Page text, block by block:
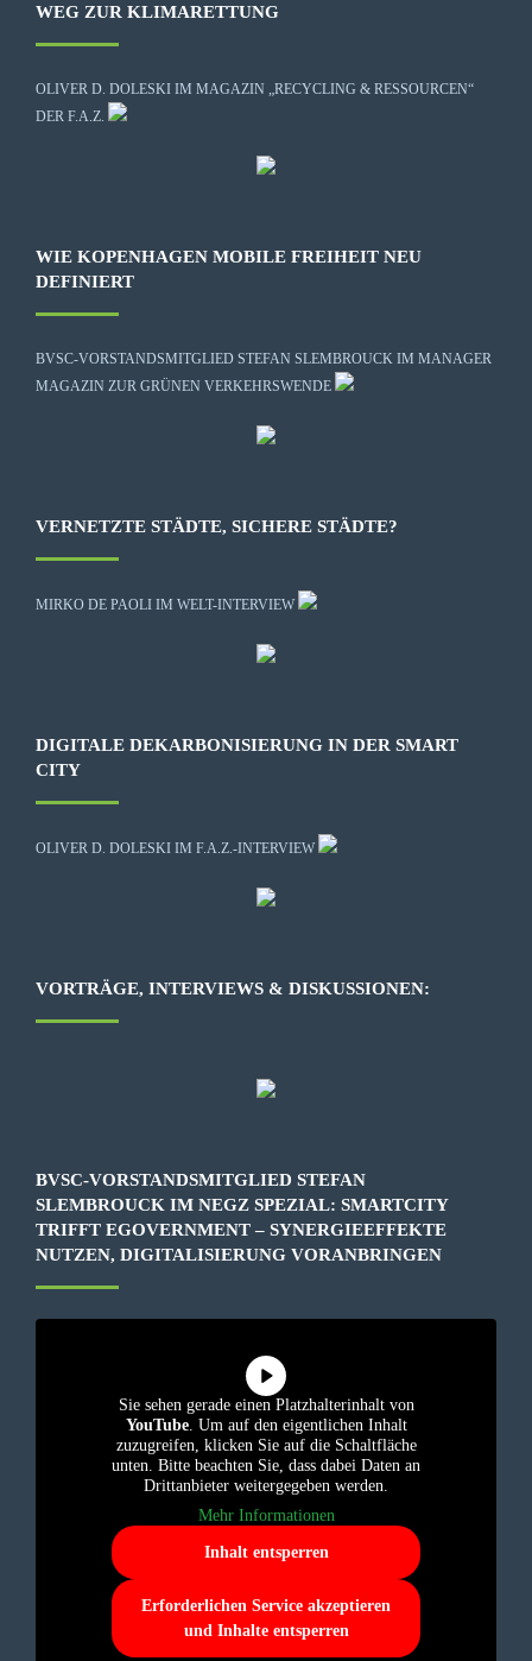
WEG ZUR KLIMARETTUNG
OLIVER D. DOLESKI IM MAGAZIN „RECYCLING & RESSOURCEN“
DER F.A.Z.
WIE KOPENHAGEN MOBILE FREIHEIT NEU
DEFINIERT
BVSC-VORSTANDSMITGLIED STEFAN SLEMBROUCK IM MANAGER
MAGAZIN ZUR GRÜNEN VERKEHRSWENDE
VERNETZTE STÄDTE, SICHERE STÄDTE?
MIRKO DE PAOLI IM WELT-INTERVIEW
DIGITALE DEKARBONISIERUNG IN DER SMART
CITY
OLIVER D. DOLESKI IM F.A.Z.-INTERVIEW
VORTRÄGE, INTERVIEWS & DISKUSSIONEN:
BVSC-VORSTANDSMITGLIED STEFAN
SLEMBROUCK IM NEGZ SPEZIAL: SMARTCITY
TRIFFT EGOVERNMENT – SYNERGIEEFFEKTE
NUTZEN, DIGITALISIERUNG VORANBRINGEN
Sie sehen gerade einen Platzhalterinhalt von
YouTube. Um auf den eigentlichen Inhalt
zuzugreifen, klicken Sie auf die Schaltfläche
unten. Bitte beachten Sie, dass dabei Daten an
Drittanbieter weitergegeben werden.
Mehr Informationen
Inhalt entsperren
Erforderlichen Service akzeptieren
und Inhalte entsperren